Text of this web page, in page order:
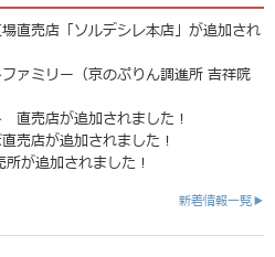
直売店「ソルデシレ本店」が追加され
ァミリー（京のぷりん調進所 吉祥院
直売店が追加されました！
売店が追加されました！
が追加されました！
新着情報一覧▶